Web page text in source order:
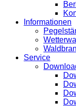
Informationen
Service